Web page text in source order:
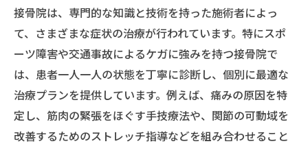
接骨院は、専門的な知識と技術を持った施術者によっ
て、さまざまな症状の治療が行われています。特にスポ
ーツ障害や交通事故によるケガに強みを持つ接骨院で
は、患者一人一人の状態を丁寧に診断し、個別に最適な
治療プランを提供しています。例えば、痛みの原因を特
定し、筋肉の緊張をほぐす手技療法や、関節の可動域を
改善するためのストレッチ指導などを組み合わせること